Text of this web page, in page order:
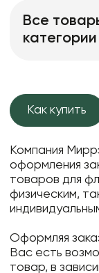
Все
категории
Как купить
Компания
оформления
товаров для
физическим,
Оформляя
Вас есть
товар, в